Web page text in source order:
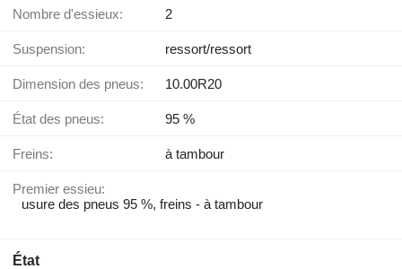
Nombre d'essieux: 2
Suspension: ressort/ressort
Dimension des pneus: 10.00R20
État des pneus: 95 %
Freins: à tambour
Premier essieu:
usure des pneus 95 %, freins - à tambour
État